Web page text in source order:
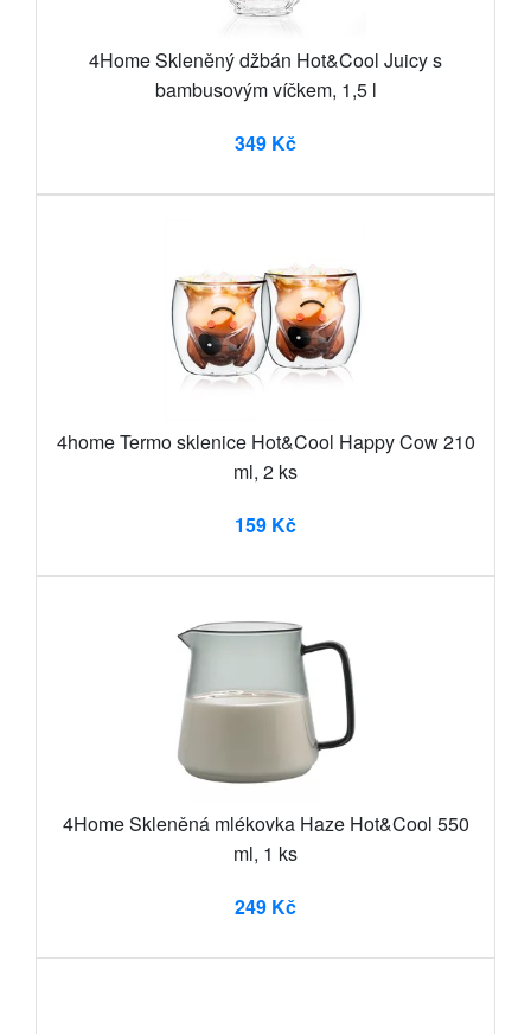
4Home Skleněný džbán Hot&Cool Juicy s
bambusovým víčkem, 1,5 l
349 Kč
4home Termo sklenice Hot&Cool Happy Cow 210
ml, 2 ks
159 Kč
4Home Skleněná mlékovka Haze Hot&Cool 550
ml, 1 ks
249 Kč